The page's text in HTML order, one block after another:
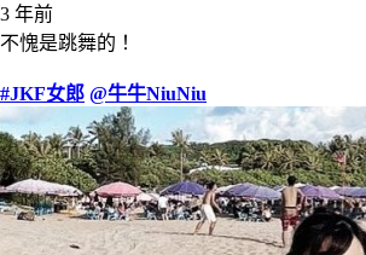
3 年前
不愧是跳舞的！
#JKF女郎 @牛牛NiuNiu